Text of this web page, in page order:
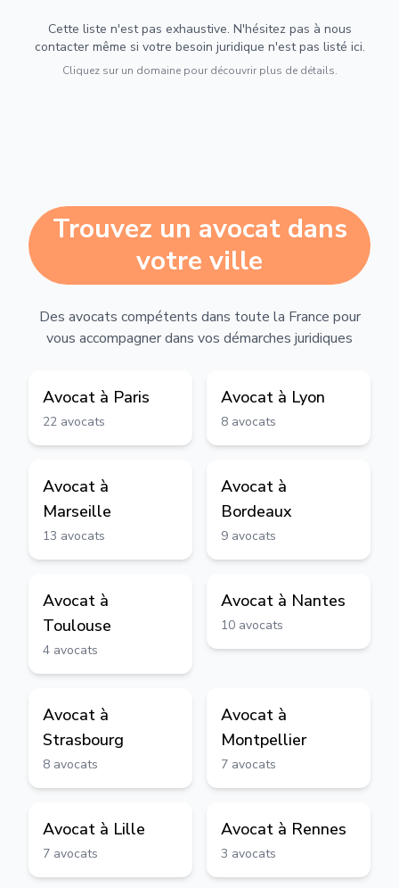
Cette liste n'est pas exhaustive. N'hésitez pas à nous
contacter même si votre besoin juridique n'est pas listé ici.
Cliquez sur un domaine pour découvrir plus de détails.
Trouvez un avocat dans
votre ville
Des avocats compétents dans toute la France pour
vous accompagner dans vos démarches juridiques
Avocat à Paris
22 avocats
Avocat à Lyon
8 avocats
Avocat à
Marseille
13 avocats
Avocat à
Bordeaux
9 avocats
Avocat à
Toulouse
4 avocats
Avocat à Nantes
10 avocats
Avocat à
Strasbourg
8 avocats
Avocat à
Montpellier
7 avocats
Avocat à Lille
7 avocats
Avocat à Rennes
3 avocats